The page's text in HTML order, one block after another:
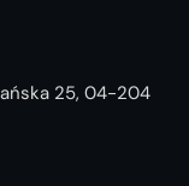
25, 04-204